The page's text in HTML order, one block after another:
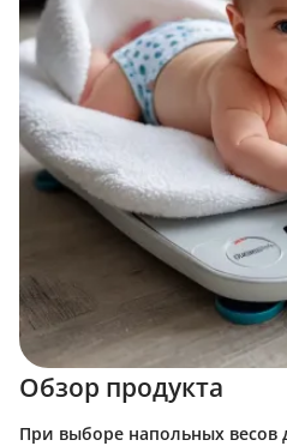
Обзор продукта
При выборе напольных